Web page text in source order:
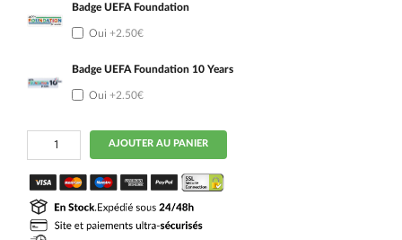
Badge UEFA Foundation
Oui +2.50€
Badge UEFA Foundation 10 Years
Oui +2.50€
quantité
Maillot
Italie
Exterieur
2026
2027
Femme
AJOUTER AU PANIER